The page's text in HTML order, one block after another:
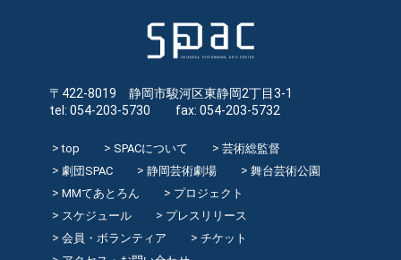
〒422-8019 静岡市駿河区東静岡2丁目3-1
tel: 054-203-5730 fax: 054-203-5732
top SPACについて
芸術総監督
劇団SPAC
静岡芸術劇場
舞台芸術公園
MMてあとろん
プロジェクト
スケジュール
プレスリリース
会員・ボランティア
チケット